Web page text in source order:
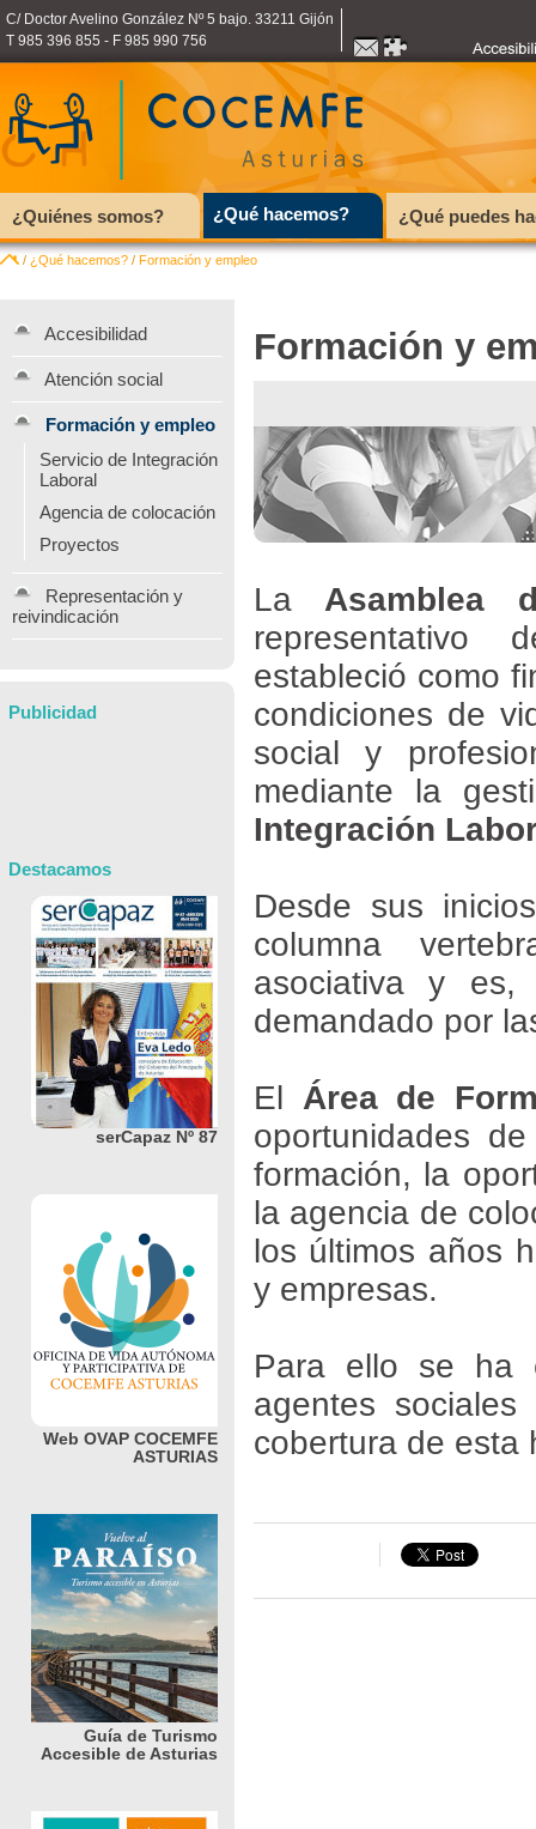
C/ Doctor Avelino González Nº 5 bajo. 33211 Gijón
T 985 396 855 - F 985 990 756
¿Quiénes somos? ¿Qué hacemos? ¿Qué puedes
/ ¿Qué hacemos? / Formación y empleo
Accesibilidad
Atención social
Formación y empleo
Servicio de Integración
Laboral
Agencia de colocación
Proyectos
Representación y
reivindicación
Publicidad
Destacamos
serCapaz Nº 87
Web OVAP COCEMFE
ASTURIAS
Guía de Turismo
Accesible de Asturias
Formación y
La Asamblea
representativo
estableció como
condiciones de
social y
mediante la
Integración
Desde sus
columna
asociativa y es,
demandado por
El Área de
oportunidades
formación, la
la agencia de
los últimos años
y empresas.
Para ello se ha
agentes
cobertura de esta